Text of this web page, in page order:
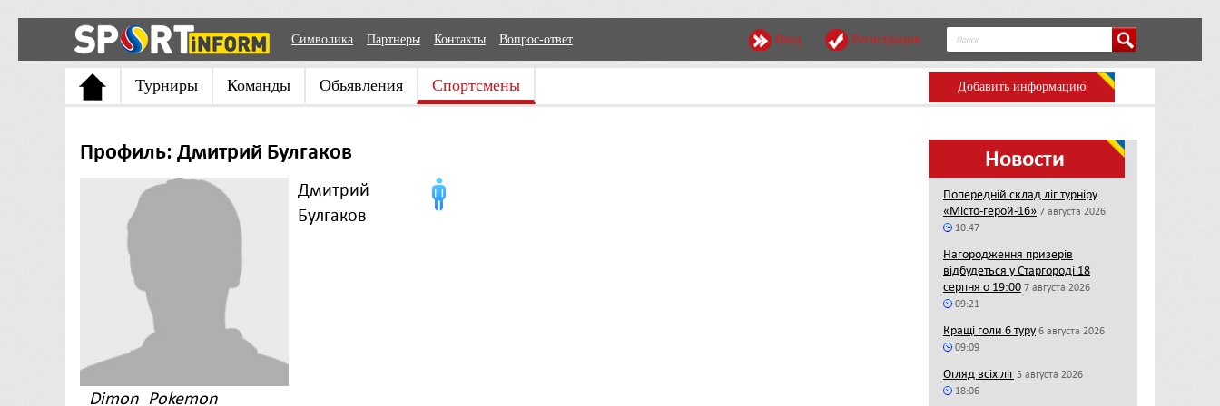
Символика Партнеры Контакты Вопрос-ответ Вход Регистрация
Турниры Команды Обьявления Спортсмены Добавить информацию
Профиль: Дмитрий Булгаков
Дмитрий
Булгаков
Dimon_Pokemon
Новости
Попередній склад ліг турніру
«Місто-герой-16» 7 августа 2026
10:47
Нагородження призерів
відбудеться у Старгороді 18
серпня о 19:00 7 августа 2026
09:21
Кращі голи 6 туру 6 августа 2026
09:09
Огляд всіх ліг 5 августа 2026
18:06